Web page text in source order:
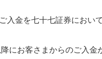
入金を七十七証券におい
にお客さまからのご入